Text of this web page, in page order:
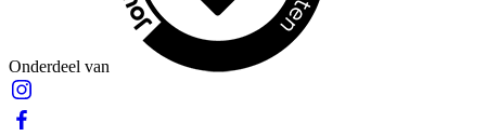
Onderdeel van